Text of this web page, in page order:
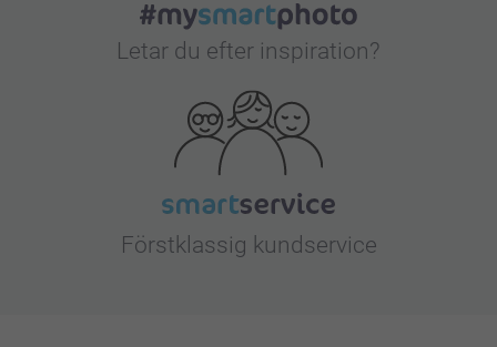
Letar du efter inspiration?
Förstklassig kundservice